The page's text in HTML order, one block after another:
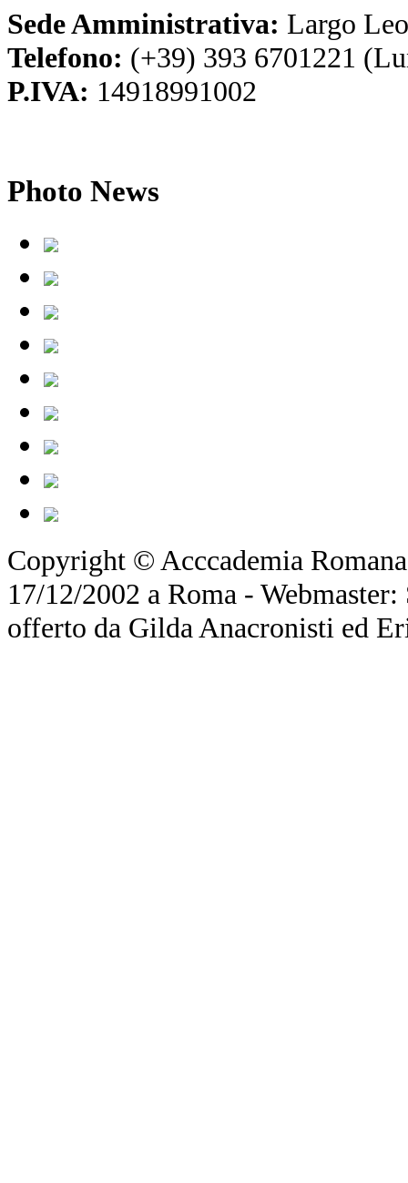
Sede Amministrativa: Largo
Telefono: (+39) 393 6701221
P.IVA: 14918991002
Photo News
Copyright © Acccademia
17/12/2002 a Roma -
offerto da Gilda Anacronisti ed